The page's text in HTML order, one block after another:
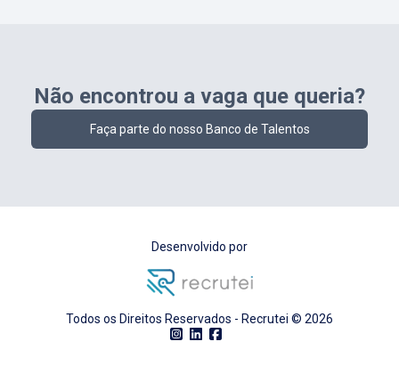
Não encontrou a vaga que queria?
Faça parte do nosso Banco de Talentos
Desenvolvido por
Todos os Direitos Reservados - Recrutei © 2026